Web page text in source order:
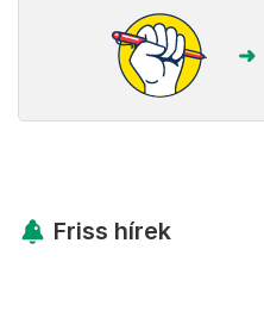
Friss hírek